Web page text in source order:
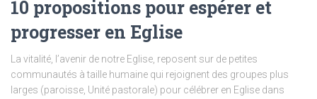
10 propositions pour espérer et
progresser en Eglise
La vitalité, l’avenir de notre Eglise, reposent sur de petites
communautés à taille humaine qui rejoignent des groupes plus
larges (paroisse, Unité pastorale) pour célébrer en Eglise dans